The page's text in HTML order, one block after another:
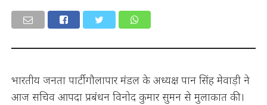
भारतीय जनता पार्टी गौलापार मंडल के अध्यक्ष पान सिंह मेवाड़ी ने
आज सचिव आपदा प्रबंधन विनोद कुमार सुमन से मुलाकात की।